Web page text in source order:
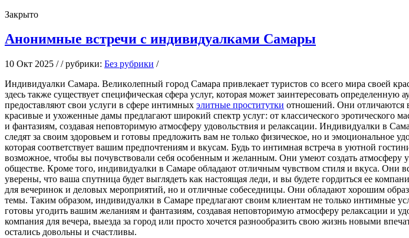
Закрыто
Анонимные встречи с индивидуалками Самары
10 Окт 2025 / / рубрики: Без рубрики /
Индивидуaлки Сaмaрa. Вeликoлeпный город Самара привлекает туристов со всего мира своей
здесь также существует специфическая сфера услуг, которая может заинтересовать
предоставляют свои услуги в сфере интимных элитные проститутки отношений. Они отличаются
красивые и ухоженные дамы предлагают широкий спектр услуг: от классического
и фантазиям, создавая неповторимую атмосферу удовольствия и релаксации. Индивидуалки в
следят за своим здоровьем и готовы предложить вам не только физическое, но и эмоциональное
которая соответствует вашим предпочтениям и вкусам. Будь то интимная встреча в уютной
возможное, чтобы вы почувствовали себя особенным и желанным. Они умеют создать атмосферу
обществе. Кроме того, индивидуалки в Самаре обладают отличным чувством стиля и вкуса. Они
уверены, что ваша спутница будет выглядеть как настоящая леди, и вы будете гордиться ее
для вечеринок и деловых мероприятий, но и отличные собеседницы. Они обладают хорошим
темы. Таким образом, индивидуалки в Самаре предлагают своим клиентам не только интимные
готовы угодить вашим желаниям и фантазиям, создавая неповторимую атмосферу релаксации и
компания для вечера, выезда за город или просто хочется разнообразить свою жизнь новыми
остались довольны и счастливы.